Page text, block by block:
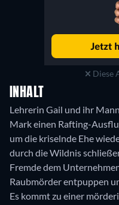
Diese
INHALT
Lehrerin Gail und ihr
Mark einen Rafting-
um die kriselnde Ehe
durch die Wildnis
Fremde dem
Raubmörder entpuppen
Es kommt zu einer